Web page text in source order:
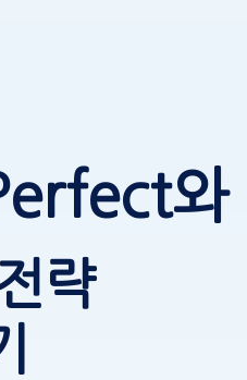
와
략